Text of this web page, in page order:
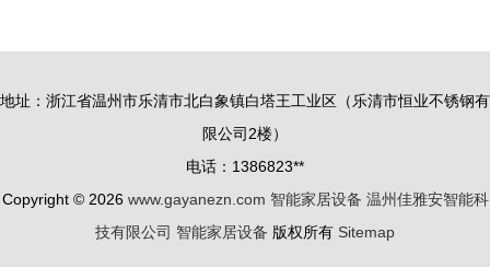
力
地址：浙江省温州市乐清市北白象镇白塔王工业区（乐清市恒业不锈钢有
限公司2楼）
电话：1386823**
Copyright © 2026 www.gayanezn.com 智能家居设备 温州佳雅安智能科
技有限公司 智能家居设备 版权所有 Sitemap